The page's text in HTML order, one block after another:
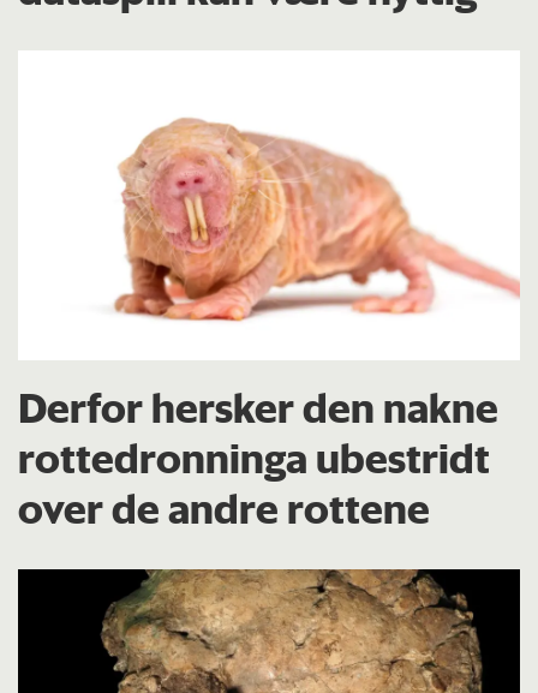
Derfor hersker den nakne
rottedronninga ubestridt
over de andre rottene